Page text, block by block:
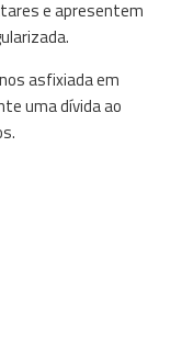
e apresentem
asfixiada em
uma dívida ao